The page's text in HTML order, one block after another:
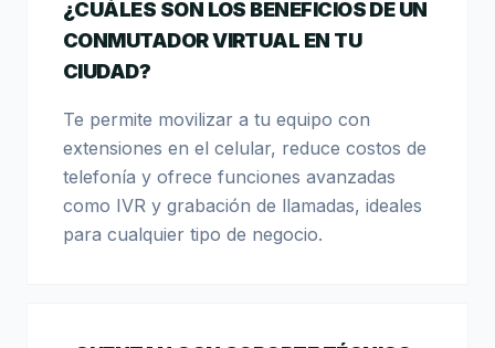
¿CUÁLES SON LOS BENEFICIOS DE UN
CONMUTADOR VIRTUAL EN TU
CIUDAD?
Te permite movilizar a tu equipo con
extensiones en el celular, reduce costos de
telefonía y ofrece funciones avanzadas
como IVR y grabación de llamadas, ideales
para cualquier tipo de negocio.